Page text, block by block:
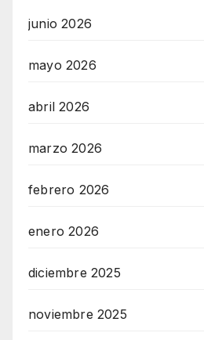
junio 2026
mayo 2026
abril 2026
marzo 2026
febrero 2026
enero 2026
diciembre 2025
noviembre 2025